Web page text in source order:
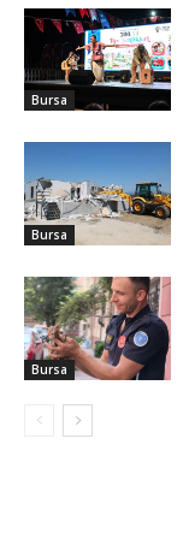
Bursa
Bursa
Bursa